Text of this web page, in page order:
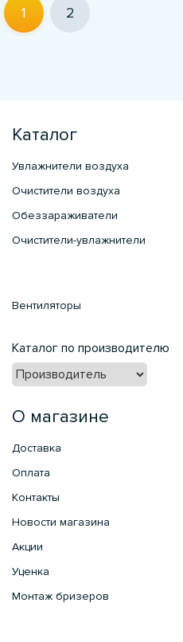
1 2
Каталог
Увлажнители воздуха
Очистители воздуха
Обеззараживатели
Очистители-увлажнители
Вентиляторы
Каталог по производителю
О магазине
Доставка
Оплата
Контакты
Новости магазина
Акции
Уценка
Монтаж бризеров